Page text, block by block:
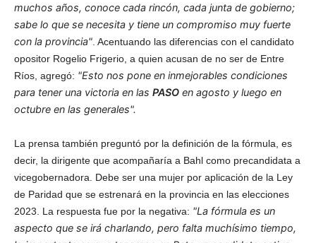
muchos años, conoce cada rincón, cada junta de gobierno;
sabe lo que se necesita y tiene un compromiso muy fuerte
con la provincia" . Acentuando las diferencias con el candidato
opositor Rogelio Frigerio, a quien acusan de no ser de Entre
Ríos, agregó: "Esto nos pone en inmejorables condiciones
para tener una victoria en las PASO en agosto y luego en
octubre en las generales".
La prensa también preguntó por la definición de la fórmula, es
decir, la dirigente que acompañaría a Bahl como precandidata a
vicegobernadora. Debe ser una mujer por aplicación de la Ley
de Paridad que se estrenará en la provincia en las elecciones
2023. La respuesta fue por la negativa: "La fórmula es un
aspecto que se irá charlando, pero falta muchísimo tiempo,